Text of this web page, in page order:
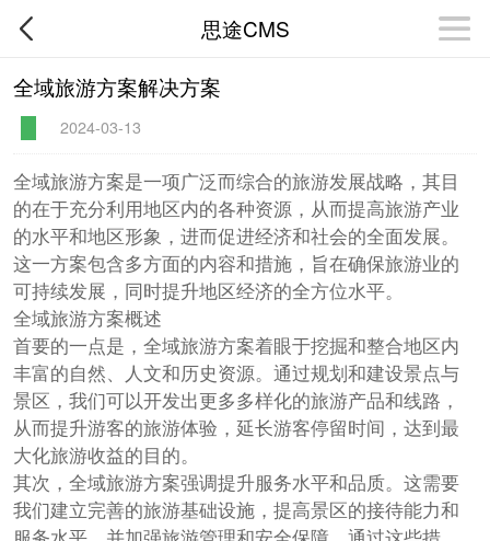
思途CMS
全域旅游方案解决方案
2024-03-13
全域旅游方案是一项广泛而综合的旅游发展战略，其目
的在于充分利用地区内的各种资源，从而提高旅游产业
的水平和地区形象，进而促进经济和社会的全面发展。
这一方案包含多方面的内容和措施，旨在确保旅游业的
可持续发展，同时提升地区经济的全方位水平。
全域旅游方案概述
首要的一点是，全域旅游方案着眼于挖掘和整合地区内
丰富的自然、人文和历史资源。通过规划和建设景点与
景区，我们可以开发出更多多样化的旅游产品和线路，
从而提升游客的旅游体验，延长游客停留时间，达到最
大化旅游收益的目的。
其次，全域旅游方案强调提升服务水平和品质。这需要
我们建立完善的旅游基础设施，提高景区的接待能力和